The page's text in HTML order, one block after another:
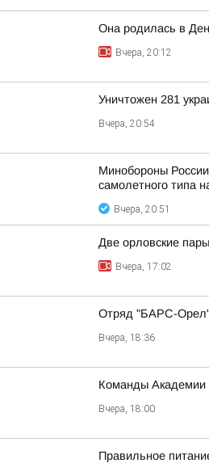
Она родилась в
Вчера, 20:12
Уничтожен 281
Вчера, 20:54
Минобороны
самолетного типа
Вчера, 20:51
Две орловские
Вчера, 17:02
Отряд "БАРС-Орел"
Вчера, 18:36
Команды Академии
Вчера, 18:00
Правильное